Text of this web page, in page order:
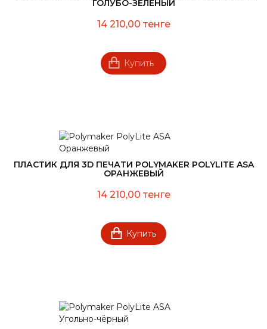
ГОЛУБО-ЗЕЛЁНЫЙ
14 210,00 тенге
Купить
ПЛАСТИК ДЛЯ 3D ПЕЧАТИ POLYMAKER POLYLITE ASA
ОРАНЖЕВЫЙ
14 210,00 тенге
Купить